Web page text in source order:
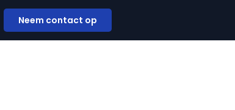
Neem contact op